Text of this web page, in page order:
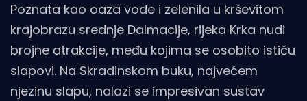
Poznata kao oaza vode i zelenila u krševitom
krajobrazu srednje Dalmacije, rijeka Krka nudi
brojne atrakcije, među kojima se osobito ističu
slapovi. Na Skradinskom buku, najvećem
njezinu slapu, nalazi se impresivan sustav